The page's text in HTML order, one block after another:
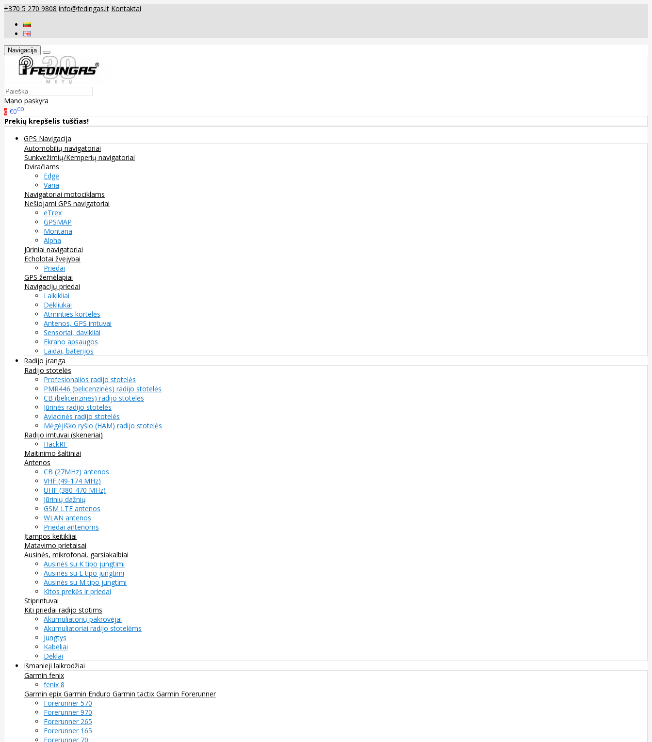
+370 5 270 9808 info@fedingas.lt Kontaktai
Navigacija
Mano paskyra
0 €000
Prekių krepšelis tuščias!
GPS Navigacija
Automobilių navigatoriai
Sunkvežimių/Kemperių navigatoriai
Dviračiams
Edge
Varia
Navigatoriai motociklams
Nešiojami GPS navigatoriai
eTrex
GPSMAP
Montana
Alpha
Jūriniai navigatoriai
Echolotai žvejybai
Priedai
GPS žemėlapiai
Navigacijų priedai
Laikikliai
Dėkliukai
Atminties kortelės
Antenos, GPS imtuvai
Sensoriai, davikliai
Ekrano apsaugos
Laidai, baterijos
Radijo įranga
Radijo stotelės
Profesionalios radijo stotelės
PMR446 (belicenzinės) radijo stotelės
CB (belicenzinės) radijo stotelės
Jūrinės radijo stotelės
Aviacinės radijo stotelės
Mėgėjiško ryšio (HAM) radijo stotelės
Radijo imtuvai (skeneriai)
HackRF
Maitinimo šaltiniai
Antenos
CB (27MHz) antenos
VHF (49-174 MHz)
UHF (380-470 MHz)
Jūrinių dažnių
GSM LTE antenos
WLAN antenos
Priedai antenoms
Įtampos keitikliai
Matavimo prietaisai
Ausinės, mikrofonai, garsiakalbiai
Ausinės su K tipo jungtimi
Ausinės su L tipo jungtimi
Ausinės su M tipo jungtimi
Kitos prekės ir priedai
Stiprintuvai
Kiti priedai radijo stotims
Akumuliatorių pakrovėjai
Akumuliatoriai radijo stotelėms
Jungtys
Kabeliai
Dėklai
Išmanieji laikrodžiai
Garmin fenix
fenix 8
Garmin epix Garmin Enduro Garmin tactix Garmin Forerunner
Forerunner 570
Forerunner 970
Forerunner 265
Forerunner 165
Forerunner 70